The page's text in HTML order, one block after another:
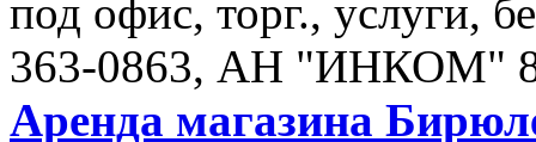
под офис, торг., услуги,
363-0863, АН "ИНКОМ"
Аренда магазина